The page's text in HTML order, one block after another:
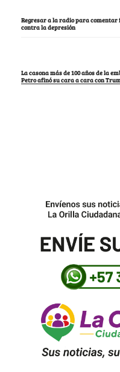
Regresar a la radio para
contra la depresión
La casona más de 100 años de la
Petro afinó su cara a cara con